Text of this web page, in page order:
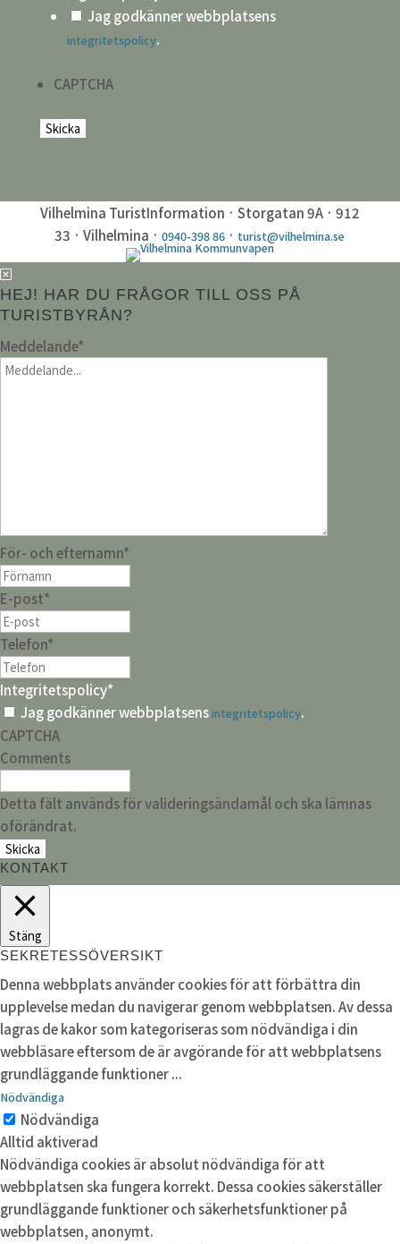
Jag godkänner webbplatsens
integritetspolicy.
CAPTCHA
Vilhelmina TuristInformation · Storgatan 9A · 912
33 · Vilhelmina ·0940-398 86 · turist@vilhelmina.se
HEJ! HAR DU FRÅGOR TILL OSS PÅ
TURISTBYRÅN?
Meddelande*
För- och efternamn*
E-post*
Telefon*
Integritetspolicy*
Jag godkänner webbplatsensintegritetspolicy.
CAPTCHA
Comments
Detta fält används för valideringsändamål och ska lämnas
oförändrat.
KONTAKT
Stäng
SEKRETESSÖVERSIKT
Denna webbplats använder cookies för att förbättra din
upplevelse medan du navigerar genom webbplatsen. Av dessa
lagras de kakor som kategoriseras som nödvändiga i din
webbläsare eftersom de är avgörande för att webbplatsens
grundläggande funktioner...
Nödvändiga
Nödvändiga
Alltid aktiverad
Nödvändiga cookies är absolut nödvändiga för att
webbplatsen ska fungera korrekt. Dessa cookies säkerställer
grundläggande funktioner och säkerhetsfunktioner på
webbplatsen, anonymt.